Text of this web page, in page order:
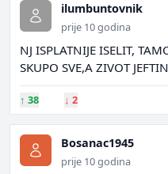
ilumbuntovnik
prije 10 godina
NJ ISPLATNIJE ISELIT,
SKUPO SVE,A ZIVOT
↑ 38 ↓ 2
Bosanac1945
prije 10 godina